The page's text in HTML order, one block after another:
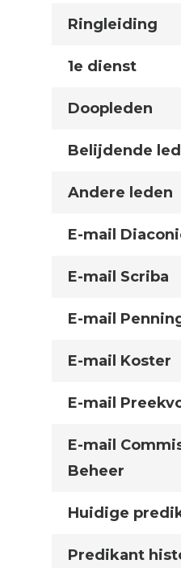
Ringleiding
1e dienst
Doopleden
Belijdende
Andere leden
E-mail
E-mail Scriba
E-mail
E-mail Koster
E-mail
E-mail
Beheer
Huidige
Predikant